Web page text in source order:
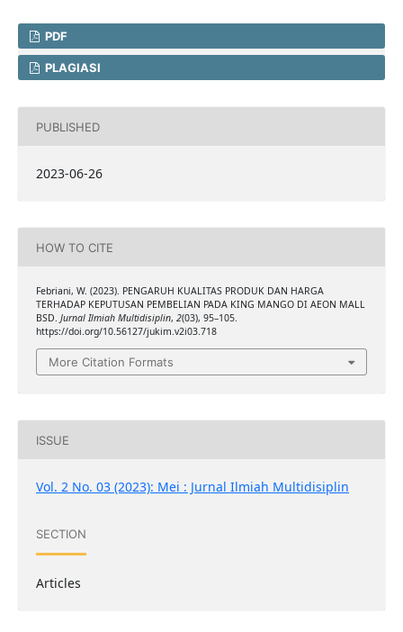
PDF
PLAGIASI
PUBLISHED
2023-06-26
HOW TO CITE
Febriani, W. (2023). PENGARUH KUALITAS PRODUK DAN HARGA
TERHADAP KEPUTUSAN PEMBELIAN PADA KING MANGO DI AEON MALL
BSD. Jurnal Ilmiah Multidisiplin, 2(03), 95–105.
https://doi.org/10.56127/jukim.v2i03.718
More Citation Formats
ISSUE
Vol. 2 No. 03 (2023): Mei : Jurnal Ilmiah Multidisiplin
SECTION
Articles